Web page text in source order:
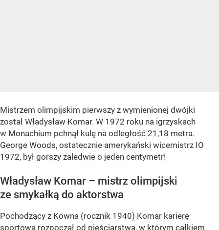
Mistrzem olimpijskim pierwszy z wymienionej dwójki
został Władysław Komar. W 1972 roku na igrzyskach
w Monachium pchnął kulę na odległość 21,18 metra.
George Woods, ostatecznie amerykański wicemistrz IO
1972, był gorszy zaledwie o jeden centymetr!
Władysław Komar – mistrz olimpijski
ze smykałką do aktorstwa
Pochodzący z Kowna (rocznik 1940) Komar karierę
sportową rozpoczął od pięściarstwa, w którym całkiem